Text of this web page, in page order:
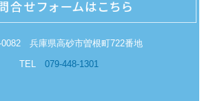
0082 兵庫県高砂市曽根町722番地
TEL 079-448-1301